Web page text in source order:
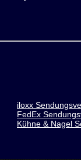
iloxx
FedEx
Kühne & Nagel